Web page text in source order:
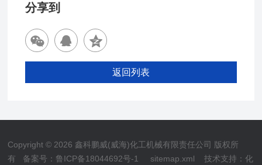
分享到
返回列表
Copyright © 2026 鑫科鹏威(威海)化工机械有限责任公司 版权所
有 备案号：鲁ICP备18044692号-1 sitemap.xml 技术支持：化